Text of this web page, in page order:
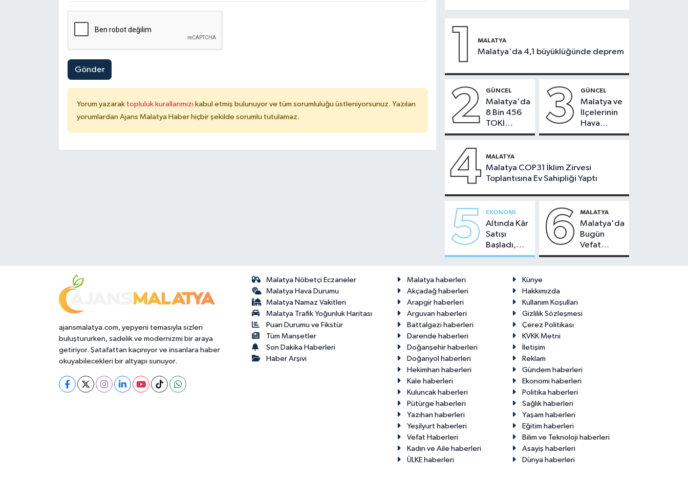
Gönder
Yorum yazarak topluluk kurallarımızı kabul etmiş bulunuyor ve tüm sorumluluğu üstleniyorsunuz. Yazılan
yorumlardan Ajans Malatya Haber hiçbir şekilde sorumlu tutulamaz.
1 MALATYA
Malatya'da 4,1 büyüklüğünde deprem
2 GÜNCEL
Malatya'da
8 Bin 456
TOKİ
Konutunun
Bugün
Çekiliyor
3 GÜNCEL
Malatya ve
İlçelerinin
Hava
Durumu -
2026
4 MALATYA
Malatya COP31 İklim Zirvesi
Toplantısına Ev Sahipliği Yaptı
5 EKONOMI
Altında Kâr
Satışı
Başladı,
Malatya'da
Durumda?
6 MALATYA
Malatya'da
Bugün
Vefat
Edenler -
ajansmalatya.com, yepyeni temasıyla sizleri
buluştururken, sadelik ve modernizmi bir araya
getiriyor. Şatafattan kaçınıyor ve insanlara haber
okuyabilecekleri bir altyapı sunuyor.
Malatya Nöbetçi Eczaneler
Malatya Hava Durumu
Malatya Namaz Vakitleri
Malatya Trafik Yoğunluk Haritası
Puan Durumu ve Fikstür
Tüm Manşetler
Son Dakika Haberleri
Haber Arşivi
Malatya haberleri
Künye
Akçadağ haberleri
Hakkımızda
Arapgir haberleri
Kullanım Koşulları
Arguvan haberleri
Gizlilik Sözleşmesi
Battalgazi haberleri
Çerez Politikası
Darende haberleri
KVKK Metni
Doğanşehir haberleri
İletişim
Doğanyol haberleri
Reklam
Hekimhan haberleri
Gündem haberleri
Kale haberleri
Ekonomi haberleri
Kuluncak haberleri
Politika haberleri
Pütürge haberleri
Sağlık haberleri
Yazıhan haberleri
Yaşam haberleri
Yeşilyurt haberleri
Eğitim haberleri
Vefat Haberleri
Bilim ve Teknoloji haberleri
Kadın ve Aile haberleri
Asayiş haberleri
ÜLKE haberleri
Dünya haberleri